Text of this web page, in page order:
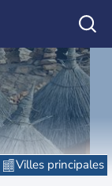
Villes principales